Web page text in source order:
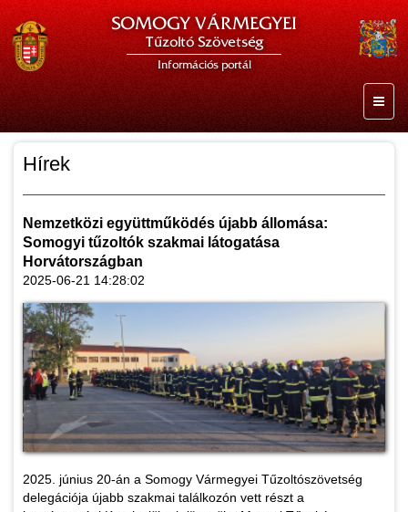
SOMOGY VÁRMEGYEI
Tűzoltó Szövetség
Információs portál
Hírek
Nemzetközi együttműködés újabb állomása:
Somogyi tűzoltók szakmai látogatása
Horvátországban
2025-06-21 14:28:02
2025. június 20-án a Somogy Vármegyei Tűzoltószövetség
delegációja újabb szakmai találkozón vett részt a